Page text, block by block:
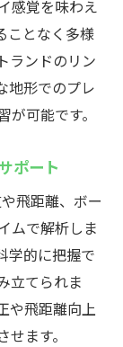
感覚を味わえ
ことなく多様
ランドのリン
地形でのプレ
可能です。
ポート
飛距離、ボー
ムで解析しま
学的に把握で
立てられま
や飛距離向上
ます。